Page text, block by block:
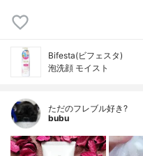
Bifesta(ビフェスタ)
泡洗顔 モイスト
ただのフレブル好き?
bubu